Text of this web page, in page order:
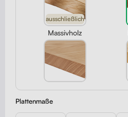
ausschließlich
Massivholz
Plattenmaße